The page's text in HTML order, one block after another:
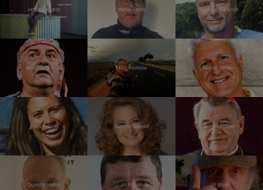
Jannis Samaras Václav Kopta Stanislav Bartůšek
Miroslav Donutil Matěj Homola Marian Jelínek
Eva Samková Simona Stašová Dominik Duka
Dominik Hašek Jiří Přibáň Jiří Stivín